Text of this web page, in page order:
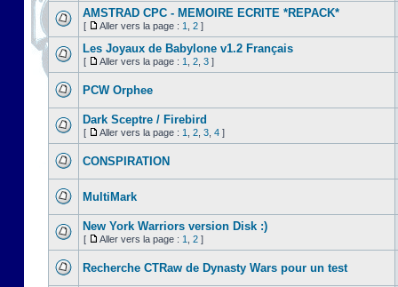
AMSTRAD CPC - MEMOIRE ECRITE *REPACK*
[ Aller vers la page : 1 2 ]
Les Joyaux de Babylone v1.2 Français
[ Aller vers la page : 1 2 3 ]
PCW Orphee
Dark Sceptre / Firebird
[ Aller vers la page : 1 2 3 4 ]
CONSPIRATION
MultiMark
New York Warriors version Disk :)
[ Aller vers la page : 1 2 ]
Recherche CTRaw de Dynasty Wars pour un test